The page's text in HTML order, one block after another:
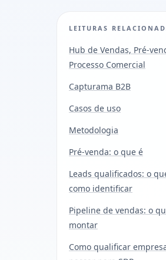
LEITURAS
Hub de Vendas, Pré-
Processo Comercial
Capturama B2B
Casos de uso
Metodologia
Pré-venda: o que é
Leads qualificados: o
como identificar
Pipeline de vendas: o
montar
Como qualificar